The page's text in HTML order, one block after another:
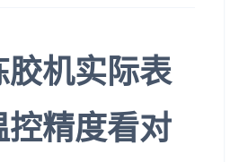
胶机实际表
控精度看对